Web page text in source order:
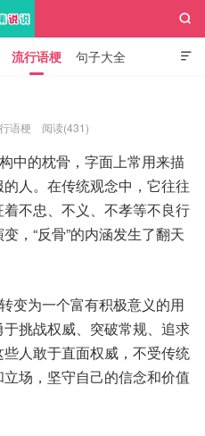

流行语梗 句子大全

语梗 阅读(431)
中的枕骨，字面上常用来描
人。在传统观念中，它往往
不忠、不义、不孝等不良行
，“反骨”的内涵发生了翻天
变为一个富有积极意义的用
挑战权威、突破常规、追求
人敢于直面权威，不受传统
场，坚守自己的信念和价值